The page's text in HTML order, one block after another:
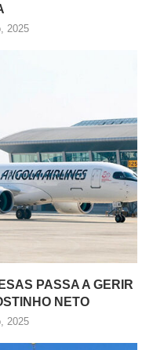
2025
PASSA A GERIR
NETO
2025